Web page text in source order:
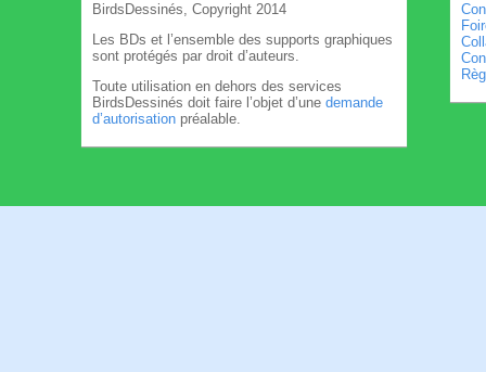
BirdsDessinés, Copyright 2014
Les BDs et l’ensemble des supports graphiques
sont protégés par droit d’auteurs.
Toute utilisation en dehors des services
BirdsDessinés doit faire l’objet d’une demande
d’autorisation préalable.